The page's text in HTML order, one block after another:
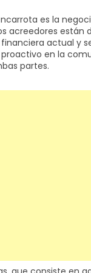
es la
acreedores están
actual y
en la
partes.